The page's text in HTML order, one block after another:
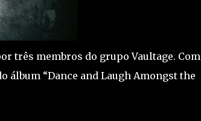
três membros do grupo Vaultage. Com
álbum “Dance and Laugh Amongst the